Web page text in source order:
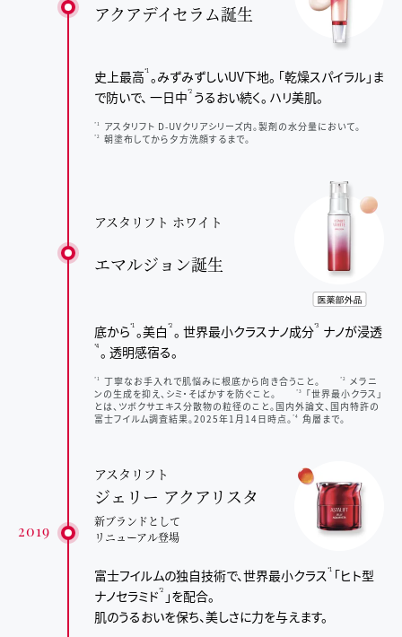
アクアデイセラム誕生
史上最高*1 。みずみずしいUV下地。 「乾燥スパイラル」ま
で防いで、 一日中*2 うるおい続く。 ハリ美肌。
*1 アスタリフト D-UVクリアシリーズ内。製剤の水分量において。
*2 朝塗布してから夕方洗顔するまで。
アスタリフト ホワイト
エマルジョン誕生
底から*1 。美白 *2 。 世界最小クラスナノ成分*3 ナノが浸透
*4 。 透明感宿る。
*1 丁寧なお手入れで肌悩みに根底から向き合うこと。 *2
メラニ
ンの生成を抑え、シミ・そばかすを防ぐこと。
*3
「世界最小クラス」
とは、ツボクサエキス分散物の粒径のこと。国内外論文、国内特許の
富士フイルム調査結果。2025年1月14日時点。 *4 角層まで。
2019
アスタリフト
ジェリー アクアリスタ
新ブランドとして
リニューアル登場
富士フイルムの独自技術で、世界最小クラス *1 「ヒト型
ナノセラミド*2
」を配合。
肌のうるおいを保ち、美しさに力を与えます。